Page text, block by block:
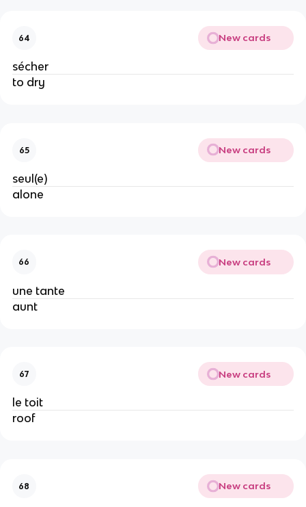
64 New cards
sécher
to dry
65 New cards
seul(e)
alone
66 New cards
une tante
aunt
67 New cards
le toit
roof
68 New cards